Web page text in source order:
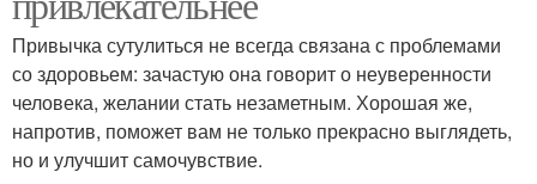
Привычка сутулиться не всегда связана с проблемами
со здоровьем: зачастую она говорит о неуверенности
человека, желании стать незаметным. Хорошая же,
напротив, поможет вам не только прекрасно выглядеть,
но и улучшит самочувствие.